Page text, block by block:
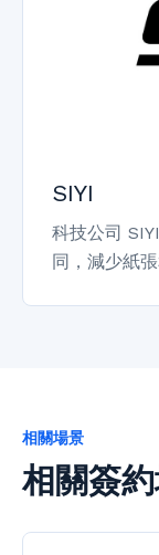
SIYI
科技公司
同，減少紙
相關場景
相關簽